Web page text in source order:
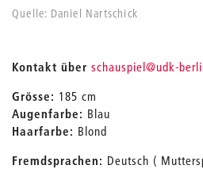
Quelle: Daniel Nartschick
Kontakt über schauspiel_
@udk-
Grösse: 185 cm
Augenfarbe: Blau
Haarfarbe: Blond
Fremdsprachen: Deutsch (